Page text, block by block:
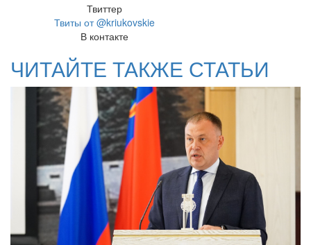
Твиттер
Твиты от @kriukovskie
В контакте
ЧИТАЙТЕ ТАКЖЕ СТАТЬИ